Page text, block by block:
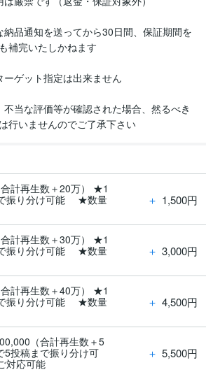
品通知を送ってから30日間、保証期間を
補完いたしかねます
ゲット指定は出来ません
当な評価等が確認された場合、然るべき
行いませんのでご了承下さい
計再生数＋20万） ★1
振り分け可能 ★数量
＋ 1,500円
計再生数＋30万） ★1
振り分け可能 ★数量
＋ 3,000円
計再生数＋40万） ★1
振り分け可能 ★数量
＋ 4,500円
（合計再生数＋5
投稿まで振り分け可
応可能
＋ 5,500円